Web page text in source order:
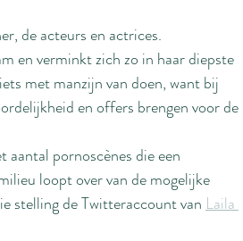
de acteurs en actrices.
en verminkt zich zo in haar diepste
met manzijn van doen, want bij
en offers brengen voor de
pornoscènes die een
loopt over van de mogelijke
stelling de Twitteraccount van Laila